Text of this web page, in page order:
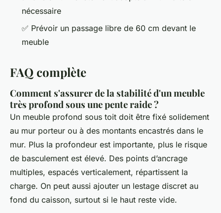
nécessaire
✅ Prévoir un passage libre de 60 cm devant le
meuble
FAQ complète
Comment s'assurer de la stabilité d'un meuble
très profond sous une pente raide ?
Un meuble profond sous toit doit être fixé solidement
au mur porteur ou à des montants encastrés dans le
mur. Plus la profondeur est importante, plus le risque
de basculement est élevé. Des points d’ancrage
multiples, espacés verticalement, répartissent la
charge. On peut aussi ajouter un lestage discret au
fond du caisson, surtout si le haut reste vide.